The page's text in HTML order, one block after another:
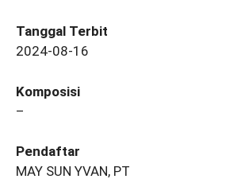
Tanggal Terbit
2024-08-16
Komposisi
–
Pendaftar
MAY SUN YVAN, PT